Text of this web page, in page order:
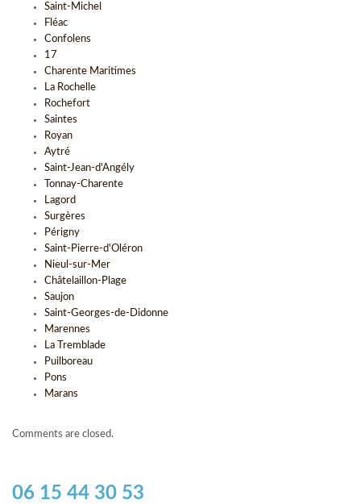
Saint-Michel
Fléac
Confolens
17
Charente Maritimes
La Rochelle
Rochefort
Saintes
Royan
Aytré
Saint-Jean-d'Angély
Tonnay-Charente
Lagord
Surgères
Périgny
Saint-Pierre-d'Oléron
Nieul-sur-Mer
Châtelaillon-Plage
Saujon
Saint-Georges-de-Didonne
Marennes
La Tremblade
Puilboreau
Pons
Marans
Comments are closed.
06 15 44 30 53